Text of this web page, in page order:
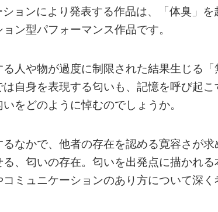
ョンにより発表する作品は、「体臭」
ン型パフォーマンス作品です。
人や物が過度に制限された結果生じる
自身を表現する匂いも、記憶を呼び起
をどのように悼むのでしょうか。
るなかで、他者の存在を認める寛容さが
、匂いの存在。匂いを出発点に描かれ
ミュニケーションのあり方について深く